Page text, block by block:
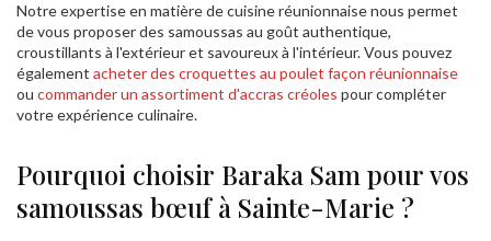
Notre expertise en matière de cuisine réunionnaise nous permet
de vous proposer des samoussas au goût authentique,
croustillants à l'extérieur et savoureux à l'intérieur. Vous pouvez
également acheter des croquettes au poulet façon réunionnaise
ou commander un assortiment d'accras créoles pour compléter
votre expérience culinaire.
Pourquoi choisir Baraka Sam pour vos
samoussas bœuf à Sainte-Marie ?